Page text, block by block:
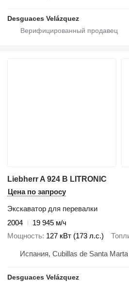
Desguaces Velázquez
Liebherr A 924 B LITRONIC
Цена по запросу
Экскаватор для перевалки
2004
19 945 м/ч
Мощность 127 кВт (173 л.с.)
Испания, Cubillas de Santa Marta
Desguaces Velázquez